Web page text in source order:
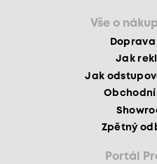
Vše o
Jak
Jak
Zpětný
Portál